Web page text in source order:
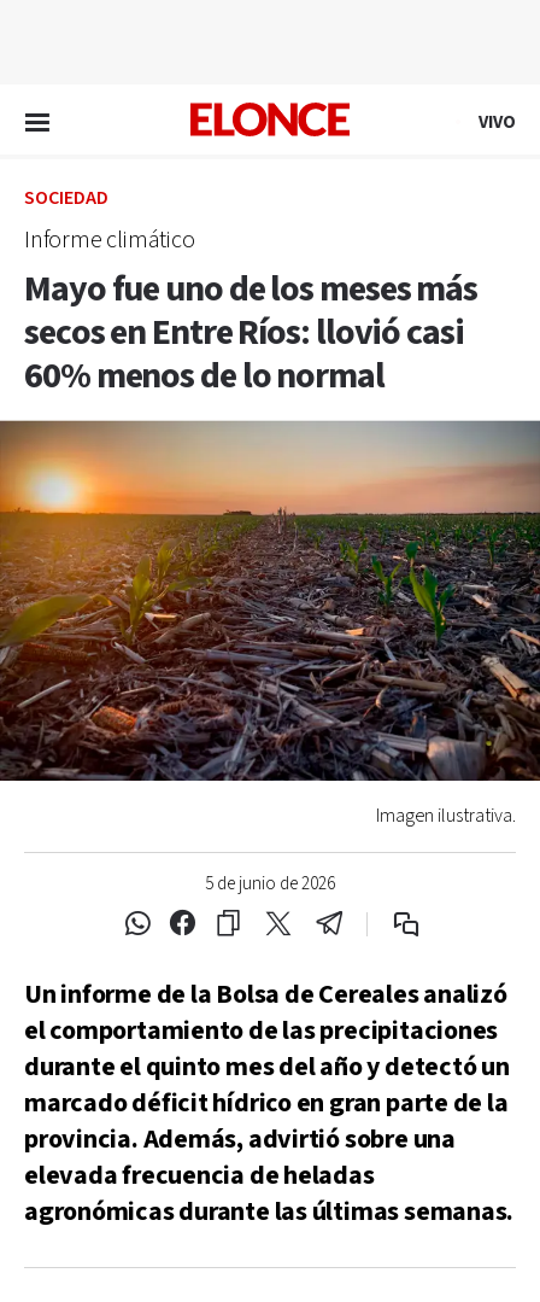
VIVO
SOCIEDAD
Informe climático
Mayo fue uno de los meses más
secos en Entre Ríos: llovió casi
60% menos de lo normal
5 de junio de 2026
Imagen ilustrativa.
Un informe de la Bolsa de Cereales analizó
el comportamiento de las precipitaciones
durante el quinto mes del año y detectó un
marcado déficit hídrico en gran parte de la
provincia. Además, advirtió sobre una
elevada frecuencia de heladas
agronómicas durante las últimas semanas.